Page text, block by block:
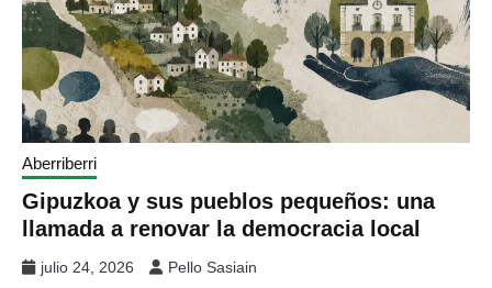
Aberriberri
Gipuzkoa y sus pueblos pequeños: una
llamada a renovar la democracia local
julio 24, 2026 Pello Sasiain